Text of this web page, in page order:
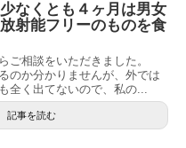
なくとも４ヶ月は男女
射能フリーのものを食
ご相談をいただきました。
のか分かりませんが、外では
全く出てないので、私の...
記事を読む